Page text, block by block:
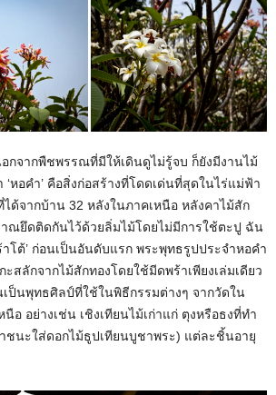
กจากพืชพรรณที่มีให้เดินดูไม่รู้จบ ก็ยังมีงานไม้
หอคำ’ คือสิ่งก่อสร้างที่โดดเด่นที่สุดในไร่แม่ฟ้า
ได้จากบ้าน 32 หลังในภาคเหนือ หลังคาไม้สัก
ณยึดติดกันไว้ด้วยลิ่มไม้โดยไม่มีการใช้ตะปู ฉัน
าโต้’ ก่อนเป็นอันดับแรก พระพุทธรูปประจำหอคำ
สลักจากไม้สักทองโดยใช้มีดพร้าเพียงเล่มเดียว
เป็นพุทธศิลป์ที่ใช้ในพิธีกรรมต่างๆ จากวัดใน
อ อย่างเช่น เชิงเทียนไม้เก่าแก่ ตุงหรือธงที่ทำ
ชนะใส่ดอกไม้ธูปเทียนบูชาพระ) แต่ละชิ้นอายุ